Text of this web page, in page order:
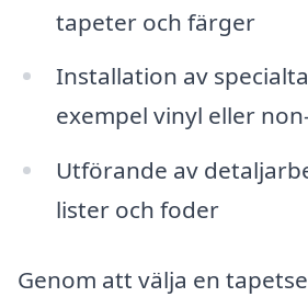
tapeter och färger
Installation av
exempel vinyl eller
Utförande av
lister och foder
Genom att välja en